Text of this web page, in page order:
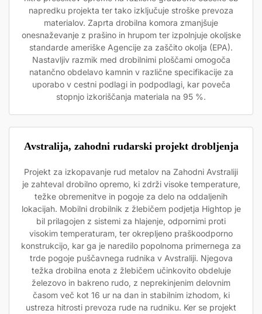
napredku projekta ter tako izključuje stroške prevoza
materialov. Zaprta drobilna komora zmanjšuje
onesnaževanje z prašino in hrupom ter izpolnjuje okoljske
standarde ameriške Agencije za zaščito okolja (EPA).
Nastavljiv razmik med drobilnimi ploščami omogoča
natančno obdelavo kamnin v različne specifikacije za
uporabo v cestni podlagi in podpodlagi, kar poveča
stopnjo izkoriščanja materiala na 95 %.
Avstralija, zahodni rudarski projekt drobljenja
Projekt za izkopavanje rud metalov na Zahodni Avstraliji
je zahteval drobilno opremo, ki zdrži visoke temperature,
težke obremenitve in pogoje za delo na oddaljenih
lokacijah. Mobilni drobilnik z žlebičem podjetja Hightop je
bil prilagojen z sistemi za hlajenje, odpornimi proti
visokim temperaturam, ter okrepljeno praškoodporno
konstrukcijo, kar ga je naredilo popolnoma primernega za
trde pogoje puščavnega rudnika v Avstraliji. Njegova
težka drobilna enota z žlebičem učinkovito obdeluje
železovo in bakreno rudo, z neprekinjenim delovnim
časom več kot 16 ur na dan in stabilnim izhodom, ki
ustreza hitrosti prevoza rude na rudniku. Ker se projekt